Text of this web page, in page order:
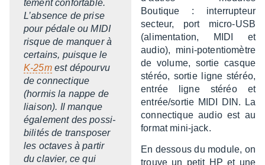
te­ment confor­table.
L’ab­sence de prise
pour pédale ou MIDI
risque de manquer à
certains, puisque le
K-25mest dépourvu
de connec­tique
(hormis la nappe de
liai­son). Il manque
égale­ment des possi­
bi­li­tés de trans­po­ser
les octaves à partir
du clavier, ce qui
Boutique : inter­rup­teur
secteur, port micro-USB
(alimen­ta­tion, MIDI et
audio), mini-poten­tio­mètre
de volume, sortie casque
stéréo, sortie ligne stéréo,
entrée ligne stéréo et
entrée/sortie MIDI DIN. La
connec­tique audio est au
format mini-jack.
En dessous du module, on
trouve un petit HP et une